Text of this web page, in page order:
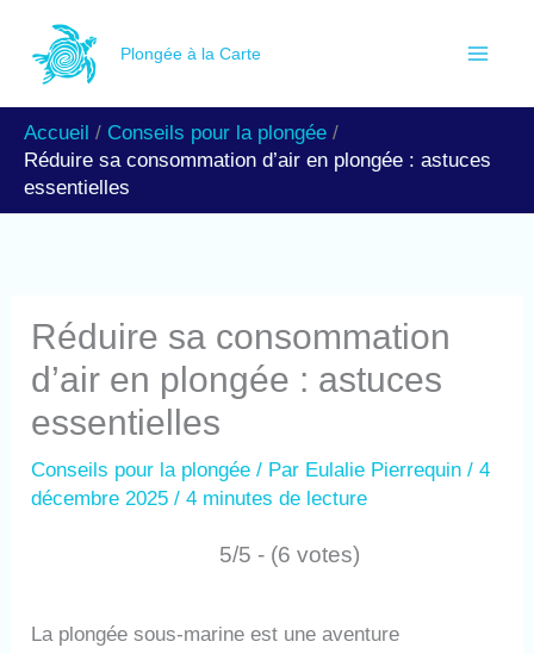
contenu
Plongée à la Carte
Accueil
Conseils pour la plongée
Réduire sa consommation d’air en plongée : astuces
essentielles
Réduire sa consommation
d’air en plongée : astuces
essentielles
Conseils pour la plongée / Par Eulalie Pierrequin/4
décembre 2025/4 minutes de lecture
5/5 - (6 votes)
La plongée sous-marine est une aventure
e
h
e
r
e
r